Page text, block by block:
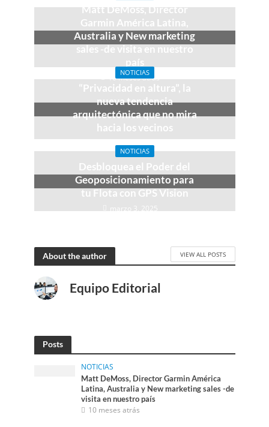
Matt DeMoss, Director
Garmin América Latina,
Australia y New marketing
sales -de visita en nuestro
país
10 meses atrás
NOTICIAS
“Privacidad en altura”, la
nueva tendencia
arquitectónica que no mira
hacia los vecinos
mayo 12, 2025
NOTICIAS
Desbloquea el Poder del
Geoposicionamiento para
tu Flota con GPS Vision
marzo 3, 2025
About the author VIEW ALL POSTS
Equipo Editorial
Posts
NOTICIAS
Matt DeMoss, Director Garmin América
Latina, Australia y New marketing sales -de
visita en nuestro país
10 meses atrás